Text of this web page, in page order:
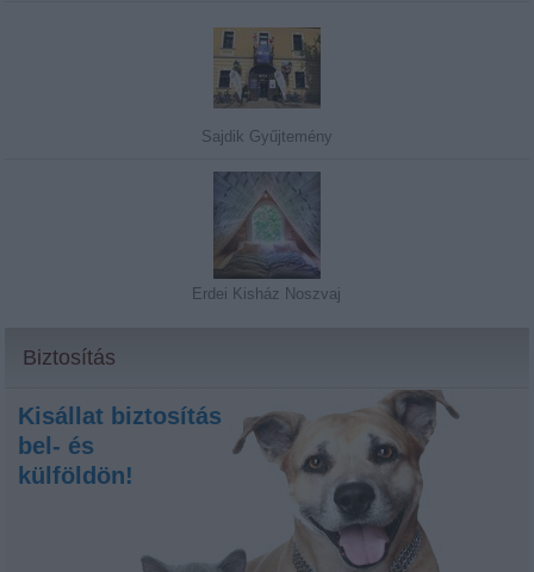
Sajdik Gyűjtemény
Erdei Kisház Noszvaj
Biztosítás
Kisállat biztosítás
bel- és
külföldön!